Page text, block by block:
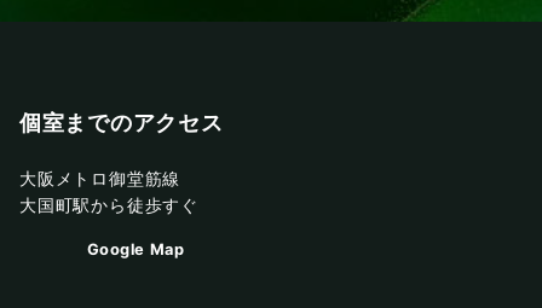
個室までのアクセス
大阪メトロ御堂筋線
大国町駅から徒歩すぐ
Google Map